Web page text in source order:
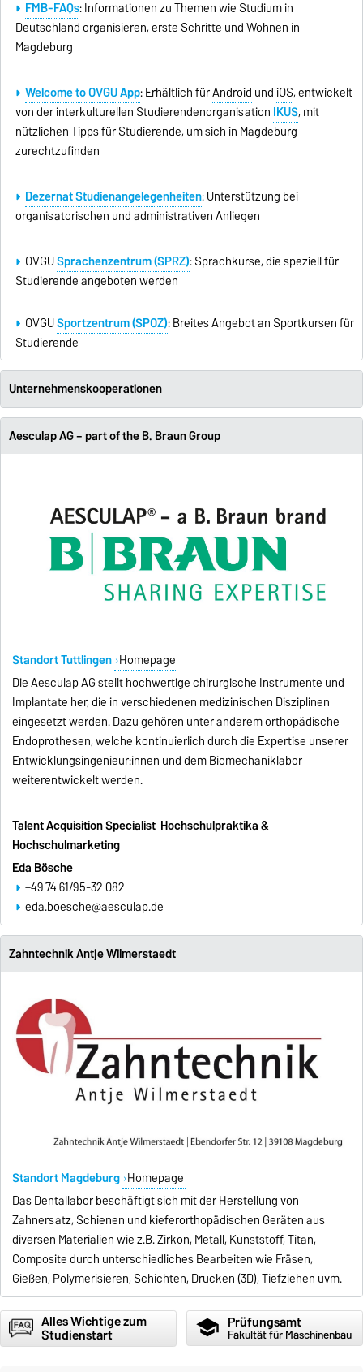
FMB-FAQs: Informationen zu Themen wie Studium in
Deutschland organisieren, erste Schritte und Wohnen in
Magdeburg
Welcome to OVGU App: Erhältlich fürAndroid und iOS, entwickelt
von der interkulturellen Studierendenorganisation IKUS, mit
nützlichen Tipps für Studierende, um sich in Magdeburg
zurechtzufinden
Dezernat Studienangelegenheiten: Unterstützung bei
organisatorischen und administrativen Anliegen
OVGUSprachenzentrum (SPRZ):Sprachkurse, die speziell für
Studierende angeboten werden
OVGUSportzentrum (SPOZ): Breites Angebot an Sportkursen für
Studierende
Unternehmenskooperationen
Aesculap AG – part of the B. Braun Group
Standort Tuttlingen Homepage
Die Aesculap AG stellt hochwertige chirurgische Instrumente und
Implantate her, die in verschiedenen medizinischen Disziplinen
eingesetzt werden. Dazu gehören unter anderem orthopädische
Endoprothesen, welche kontinuierlich durch die Expertise unserer
Entwicklungsingenieur:innen und dem Biomechaniklabor
weiterentwickelt werden.
Talent Acquisition Specialist Hochschulpraktika &
Hochschulmarketing
Eda Bösche
+49 74 61/95-32 082
eda.boesche@aesculap.de
Zahntechnik Antje Wilmerstaedt
Standort Magdeburg Homepage
Das Dentallabor beschäftigt sich mit der Herstellung von
Zahnersatz, Schienen und kieferorthopädischen Geräten aus
diversen Materialien wie z.B. Zirkon, Metall, Kunststoff, Titan,
Composite durch unterschiedliches Bearbeiten wie Fräsen,
Gießen, Polymerisieren, Schichten, Drucken (3D), Tiefziehen uvm.
Alles Wichtige zum
Studienstart school Prüfungsamt
Fakultät für Maschinenbau